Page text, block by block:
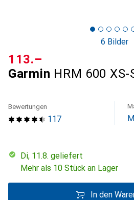
6 Bilder
Garmin HRM 600 XS-
CHF
113.–
117
Bewertungen
Di, 11.8. geliefert
Mehr als 10 Stück an Lager
In den